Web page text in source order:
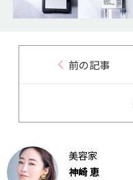
前の記事
美容家
神崎 恵